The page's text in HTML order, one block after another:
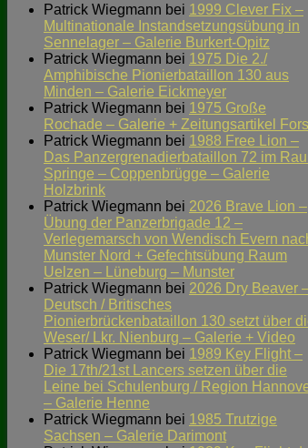
Patrick Wiegmann bei 1999 Clever Fix –
Multinationale Instandsetzungsübung in
Sennelager – Galerie Burkert-Opitz
Patrick Wiegmann bei 1975 Die 2./
Amphibische Pionierbataillon 130 aus
Minden – Galerie Eickmeyer
Patrick Wiegmann bei 1975 Große
Rochade – Galerie + Zeitungsartikel
Patrick Wiegmann bei 1988 Free Lion –
Das Panzergrenadierbataillon 72 im
Springe – Coppenbrügge – Galerie
Holzbrink
Patrick Wiegmann bei 2026 Brave Lion –
Übung der Panzerbrigade 12 –
Verlegemarsch von Wendisch Evern
Munster Nord + Gefechtsübung Raum
Uelzen – Lüneburg – Munster
Patrick Wiegmann bei 2026 Dry Beaver
Deutsch / Britisches
Pionierbrückenbataillon 130 setzt über
Weser/ Lkr. Nienburg – Galerie + Video
Patrick Wiegmann bei 1989 Key Flight –
Die 17th/21st Lancers setzen über die
Leine bei Schulenburg / Region
– Galerie Henne
Patrick Wiegmann bei 1985 Trutzige
Sachsen – Galerie Darimont